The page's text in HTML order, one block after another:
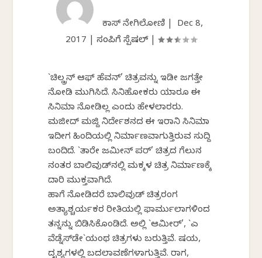
ವಿಕಾಸ್ ನೇಗಿಲೋಣಿ | Dec 8,
2017
ಸಂಪಿಗೆ ಸ್ಪೆಷಲ್
`ಚಿಲ್ಡ್ರನ್‌ ಆಫ್‌ ಹೆವನ್‌’ ಚಿತ್ರವನ್ನು ಇಡೀ ಜಗತ್ತೇ
ನೋಡಿ ಮುಗಿಸಿದೆ. ಸಿನಿಹೋಕರು ಯಾರೂ ಈ
ಸಿನಿಮಾ ನೋಡಿಲ್ಲ ಎಂದು ಹೇಳಲಾರರು.
ಮಜೀದ್‌ ಮಜ್ದಿ ನಿರ್ದೇಶನದ ಈ ಇರಾನಿ ಸಿನಿಮಾ
ಇದೀಗ ಹಿಂದಿಯಲ್ಲಿ ನಿರ್ಮಾಣವಾಗುತ್ತಿರುವ ಸುದ್ದಿ
ಬಂದಿದೆ. `ತಾರೇ ಜಮೀನ್‌ ಪರ್‌’ ಚಿತ್ರದ ಗೆಲುವಿನ
ನಂತರ ಬಾಲಿವುಡ್‌ನಲ್ಲಿ ಮಕ್ಕಳ ಚಿತ್ರ ನಿರ್ಮಾಣಕ್ಕೆ
ದಾರಿ ಮುಕ್ತವಾಗಿದೆ.
ಹಾಗೆ ನೋಡಿದರೆ ಬಾಲಿವುಡ್‌ ಚಿತ್ರರಂಗ
ಅತ್ಯಾಶ್ಚರ್ಯಕರ ರೀತಿಯಲ್ಲಿ ಫಾರ್ಮುಲಾಗಳಿಂದ
ತನ್ನನ್ನು ಬಿಡಿಸಿಕೊಂಡಿದೆ. ಅಲ್ಲಿ `ಆಮೀರ್‌’, `ಎ
ವೆಡ್ನೆಸ್‌ಡೇ`ಯಂಥ ಚಿತ್ರಗಳು ಬರುತ್ತಿವೆ. ವಿಷಯ,
ದೃಶ್ಯಗಳಲ್ಲಿ ಬದಲಾವಣೆಗಳಾಗುತ್ತಿವೆ. ರಾಗ,